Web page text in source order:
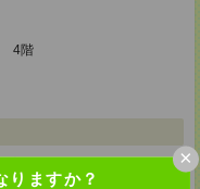
りますか？
×
4階